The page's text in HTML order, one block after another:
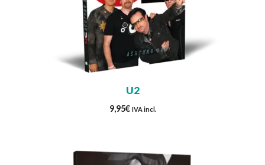
U2
9,95€ IVA incl.